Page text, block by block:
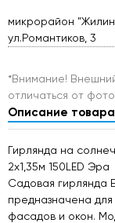
микрорайон
ул.Романтиков, 3
*Внимание!
отличаться от
Описание товара
Гирлянда на
2х1,35м 150LED Эра
Садовая гирлянда
предназначена для
фасадов и окон.